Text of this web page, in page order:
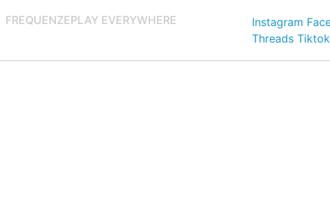
FREQUENZEPLAY EVERYWHERE Instagram
Threads Tiktok